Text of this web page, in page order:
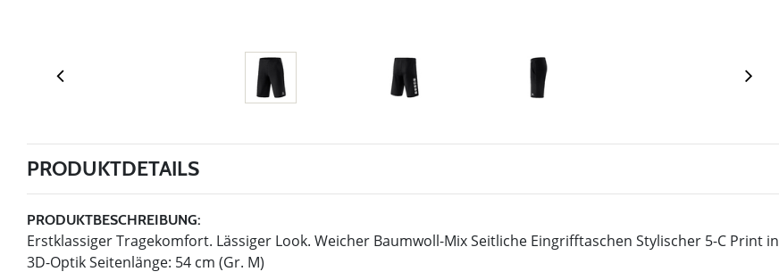
PRODUKTDETAILS
PRODUKTBESCHREIBUNG:
Erstklassiger Tragekomfort. Lässiger Look. Weicher Baumwoll-Mix Seitliche Eingrifftaschen Stylischer 5-C Print in
3D-Optik Seitenlänge: 54 cm (Gr. M)